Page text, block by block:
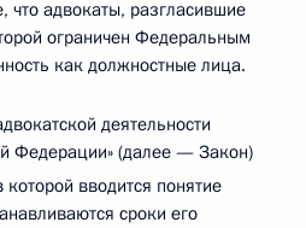
что адвокаты, разгласившие
ограничен Федеральным
как должностные лица.
деятельности
Федерации» (далее — Закон)
которой вводится понятие
сроки его